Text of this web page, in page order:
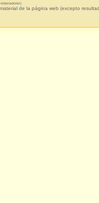
de la página web (excepto